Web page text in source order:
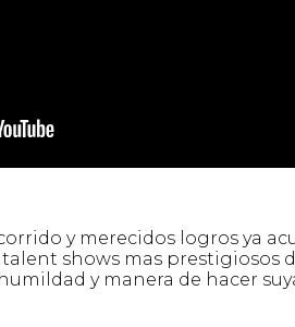
y merecidos logros ya
shows mas
y manera de hacer